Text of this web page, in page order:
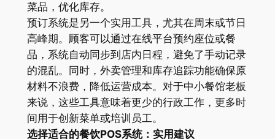
菜品，优化库存。
预订系统是另一个实用工具，尤其在周末或节日
高峰期。顾客可以通过在线平台预约座位或餐
品，系统自动同步到店内日程，避免了手动记录
的混乱。同时，外卖管理和库存追踪功能确保原
材料不浪费，降低运营成本。对于中小餐馆老板
来说，这些工具意味着更少的行政工作，更多时
间用于创新菜单或培训员工。
选择适合的餐饮POS系统：实用建议